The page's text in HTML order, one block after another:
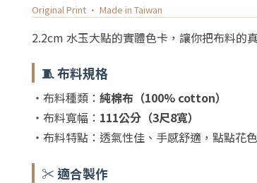
Original Print · Made in Taiwan
2.2cm 水玉大點的實體色卡，讓你把布料的
🧵 布料規格
・布料種類： 純棉布（100% cotton）
・布料寬幅： 111公分（3尺8寬）
・布料特點：透氣性佳、手感舒適，點點花
✂️ 適合製作